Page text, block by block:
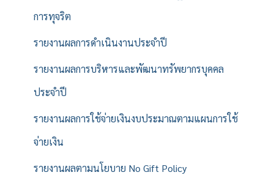
การทุจริต
รายงานผลการดำเนินงานประจำปี
รายงานผลการบริหารและพัฒนาทรัพยากรบุคคล
ประจำปี
รายงานผลการใช้จ่ายเงินงบประมาณตามแผนการใช้
จ่ายเงิน
รายงานผลตามนโยบาย No Gift Policy